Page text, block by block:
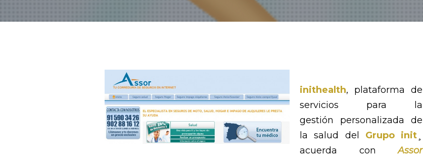
inithealth, plataforma de
servicios para la
gestión personalizada de
la salud del Grupo init
acuerda conAssor